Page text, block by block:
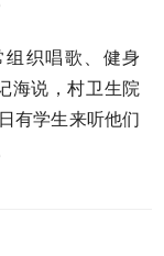
织唱歌、健身
海说，村卫生院
有学生来听他们